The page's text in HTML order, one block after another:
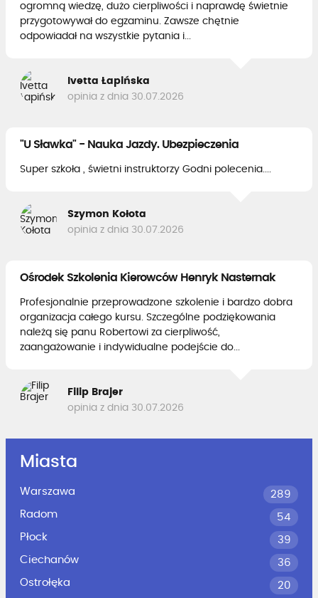
ogromną wiedzę, dużo cierpliwości i naprawdę świetnie
przygotowywał do egzaminu. Zawsze chętnie
odpowiadał na wszystkie pytania i...
Ivetta Łapińska
opinia z dnia 30.07.2026
"U Sławka" - Nauka Jazdy. Ubezpieczenia
Super szkoła , świetni instruktorzy Godni polecenia....
Szymon Kołota
opinia z dnia 30.07.2026
Ośrodek Szkolenia Kierowców Henryk Nasternak
Profesjonalnie przeprowadzone szkolenie i bardzo dobra
organizacja całego kursu. Szczególne podziękowania
należą się panu Robertowi za cierpliwość,
zaangażowanie i indywidualne podejście do...
Filip Brajer
opinia z dnia 30.07.2026
Miasta
Warszawa
289
Radom
54
Płock
39
Ciechanów
36
Ostrołęka
20